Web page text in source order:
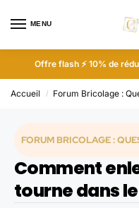
MENU
Offre flash ⚡ 10% de
Accueil / Forum Bricolage :
FORUM BRICOLAGE :
Comment
tourne dans